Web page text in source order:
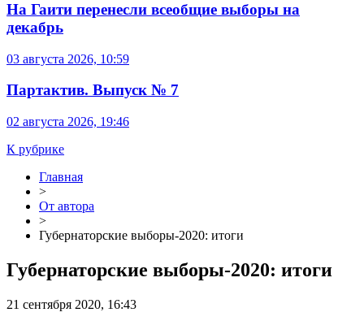
На Гаити перенесли всеобщие выборы на
декабрь
03 августа 2026, 10:59
Партактив. Выпуск № 7
02 августа 2026, 19:46
К рубрике
Главная
>
От автора
>
Губернаторские выборы-2020: итоги
Губернаторские выборы-2020: итоги
21 сентября 2020, 16:43